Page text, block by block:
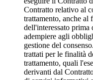
Contratto relativo al
trattamento, anche al
dell'interessato
adempiere agli
gestione del
trattati per le finalità
trattamento, quali
derivanti dal